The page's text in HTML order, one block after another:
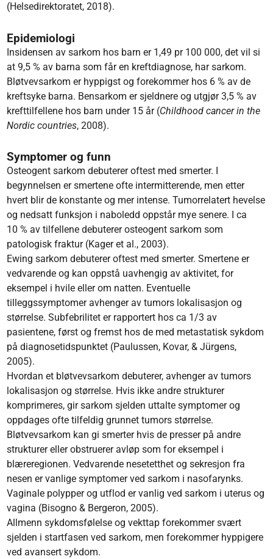
(Helsedirektoratet, 2018).
Epidemiologi
Insidensen av sarkom hos barn er 1,49 pr 100 000, det vil si
at 9,5 % av barna som får en kreftdiagnose, har sarkom.
Bløtvevsarkom er hyppigst og forekommer hos 6 % av de
kreftsyke barna. Bensarkom er sjeldnere og utgjør 3,5 % av
krefttilfellene hos barn under 15 år (Childhood cancer in the
Nordic countries, 2008).
Symptomer og funn
Osteogent sarkom debuterer oftest med smerter. I
begynnelsen er smertene ofte intermitterende, men etter
hvert blir de konstante og mer intense. Tumorrelatert hevelse
og nedsatt funksjon i naboledd oppstår mye senere. I ca
10 % av tilfellene debuterer osteogent sarkom som
patologisk fraktur (Kager et al., 2003).
Ewing sarkom debuterer oftest med smerter. Smertene er
vedvarende og kan oppstå uavhengig av aktivitet, for
eksempel i hvile eller om natten. Eventuelle
tilleggssymptomer avhenger av tumors lokalisasjon og
størrelse. Subfebrilitet er rapportert hos ca 1/3 av
pasientene, først og fremst hos de med metastatisk sykdom
på diagnosetidspunktet (Paulussen, Kovar, & Jürgens,
2005).
Hvordan et bløtvevsarkom debuterer, avhenger av tumors
lokalisasjon og størrelse. Hvis ikke andre strukturer
komprimeres, gir sarkom sjelden uttalte symptomer og
oppdages ofte tilfeldig grunnet tumors størrelse.
Bløtvevsarkom kan gi smerter hvis de presser på andre
strukturer eller obstruerer avløp som for eksempel i
blæreregionen. Vedvarende nesetetthet og sekresjon fra
nesen er vanlige symptomer ved sarkom i nasofarynks.
Vaginale polypper og utflod er vanlig ved sarkom i uterus og
vagina (Bisogno & Bergeron, 2005).
Allmenn sykdomsfølelse og vekttap forekommer svært
sjelden i startfasen ved sarkom, men forekommer hyppigere
ved avansert sykdom.